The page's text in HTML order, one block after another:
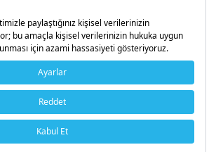
iştirakidir
Architecht. Her hakkı saklıdır.
Çerez Politikası